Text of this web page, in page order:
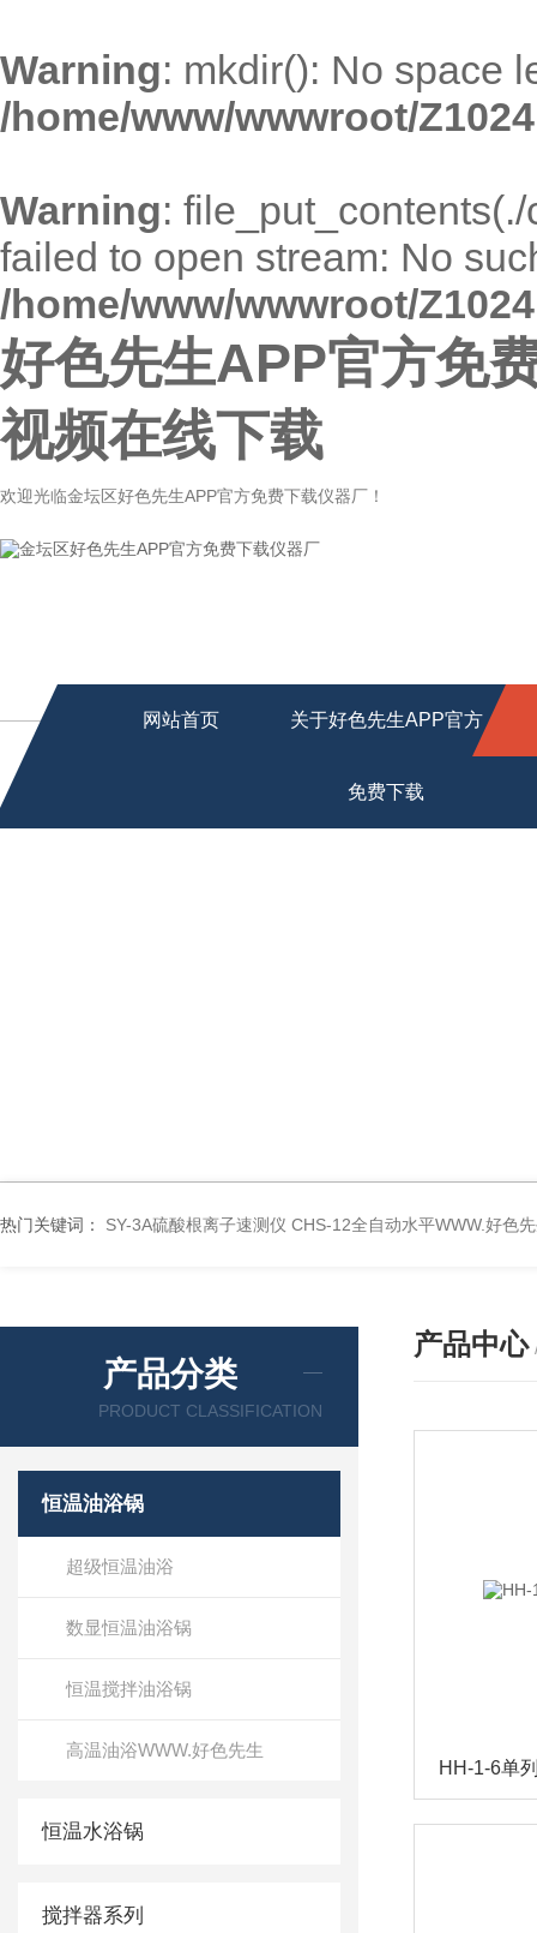
Warning: mkdir(): No space
/home/www/wwwroot/
Warning:
failed to open stream: No
/home/www/wwwroot/
好色先生APP官方免
视频在线下载
欢迎光临金坛区好色先生APP官方免费下载仪器厂！
网站首页 关于好色先生APP官方
免费下载
热门关键词： SY-3A硫酸根离子速测仪 CHS-12全自动水平WWW.好色
产品分类
PRODUCT CLASSIFICATION
恒温油浴锅
超级恒温油浴
数显恒温油浴锅
恒温搅拌油浴锅
高温油浴WWW.好色先生
恒温水浴锅
搅拌器系列
产品中心
HH-1-6单